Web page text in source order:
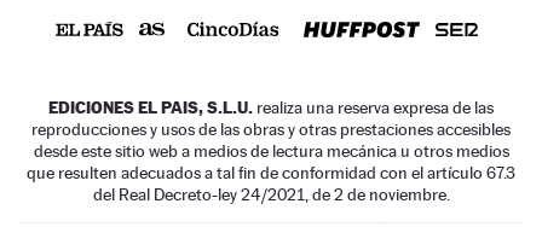
EDICIONES EL PAIS, S.L.U. realiza una reserva expresa de las
reproducciones y usos de las obras y otras prestaciones accesibles
desde este sitio web a medios de lectura mecánica u otros medios
que resulten adecuados a tal fin de conformidad con el artículo 67.3
del Real Decreto-ley 24/2021, de 2 de noviembre.